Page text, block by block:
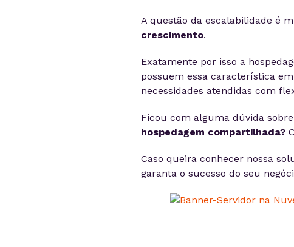
A questão da escalabilidade é
crescimento.
Exatamente por isso a
possuem essa característica
necessidades atendidas com
Ficou com alguma dúvida
hospedagem compartilhada?
Caso queira conhecer nossa
garanta o sucesso do seu